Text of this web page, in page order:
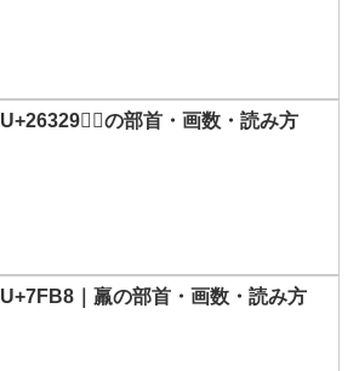
U+26329｜𦌩の部首・画数・読み方
U+7FB8｜羸の部首・画数・読み方